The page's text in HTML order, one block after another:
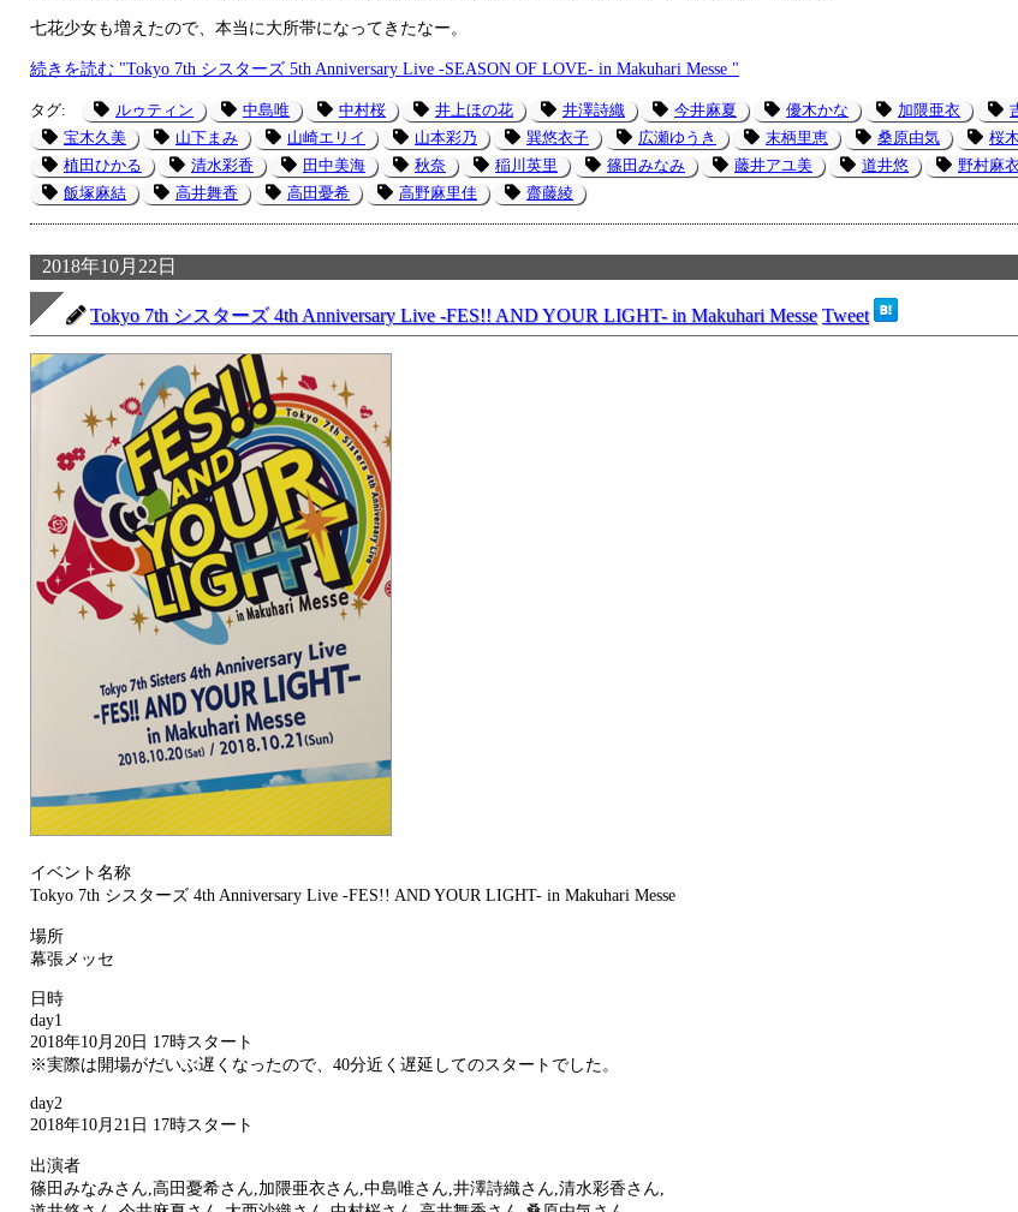
七花少女も増えたので、本当に大所帯になってきたなー。
続きを読む "Tokyo 7th シスターズ 5th Anniversary Live -SEASON OF LOVE- in Makuhari Messe "
タグ: ルゥティン 中島唯 中村桜 井上ほの花 井澤詩織 今井麻夏 優木かな 加隈亜衣
宝木久美
山下まみ 山崎エリイ 山本彩乃 巽悠衣子 広瀬ゆうき 末柄里恵 桑原由気 桜
植田ひかる
清水彩香 田中美海 秋奈 稲川英里 篠田みなみ 藤井アユ美 道井悠 野村麻
飯塚麻結
高井舞香 高田憂希 高野麻里佳 齋藤綾
2018年10月22日
Tokyo 7th シスターズ 4th Anniversary Live -FES!! AND YOUR LIGHT- in Makuhari Messe Tweet
イベント名称
Tokyo 7th シスターズ 4th Anniversary Live -FES!! AND YOUR LIGHT- in Makuhari Messe
場所
幕張メッセ
日時
day1
2018年10月20日 17時スタート
※実際は開場がだいぶ遅くなったので、40分近く遅延してのスタートでした。
day2
2018年10月21日 17時スタート
出演者
篠田みなみさん,高田憂希さん,加隈亜衣さん,中島唯さん,井澤詩織さん,清水彩香さん,